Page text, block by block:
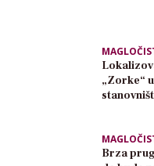
„Zorke“
Brza